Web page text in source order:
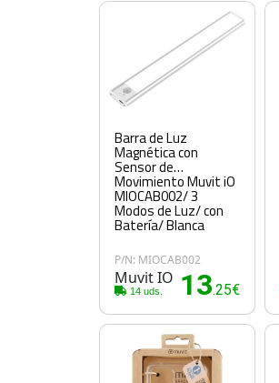
Barra de Luz
Magnética con
Sensor de
Movimiento Muvit iO
MIOCAB002/ 3
Modos de Luz/ con
Batería/ Blanca
P/N: MIOCAB002
Muvit IO
14 uds. 13.25€